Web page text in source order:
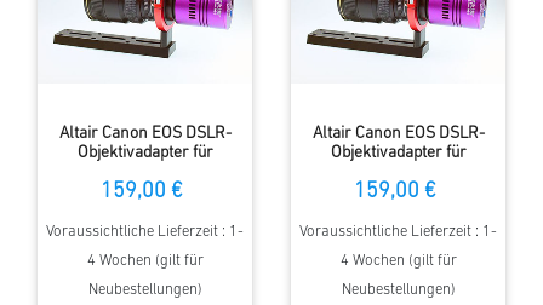
Altair Canon EOS DSLR-
Objektivadapter für
Kamera
159,00 €
Voraussichtliche Lieferzeit : 1-
4 Wochen (gilt für
Neubestellungen)
Altair Canon EOS DSLR-
Objektivadapter für
Kamera
159,00 €
Voraussichtliche Lieferzeit : 1-
4 Wochen (gilt für
Neubestellungen)